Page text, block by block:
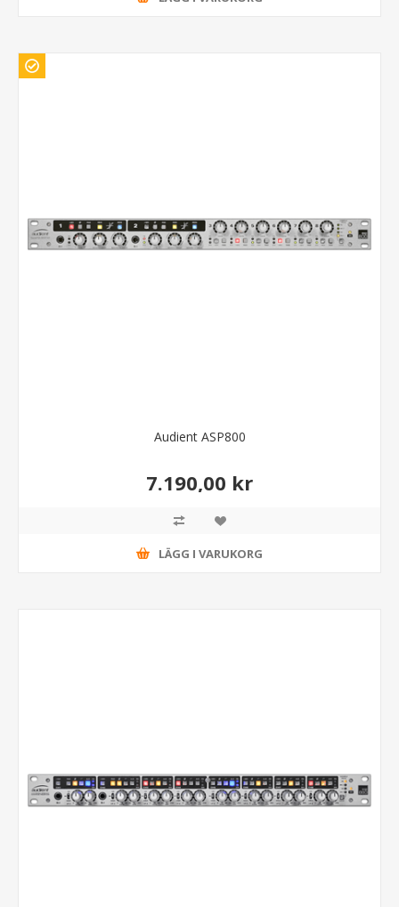
Audient ASP800
7.190,00 kr
LÄGG I VARUKORG